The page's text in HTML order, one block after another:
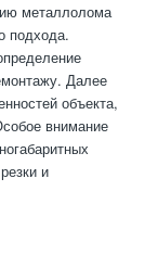
металлолома
подхода.
Далее
объекта,
внимание
и